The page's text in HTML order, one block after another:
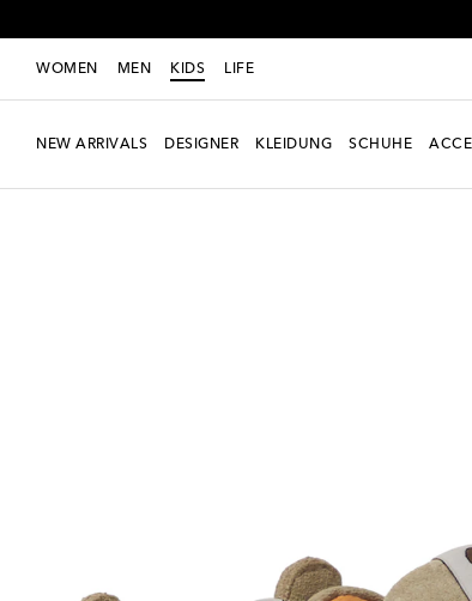
WOMEN MEN KIDS LIFE
NEW ARRIVALS DESIGNER KLEIDUNG SCHUHE